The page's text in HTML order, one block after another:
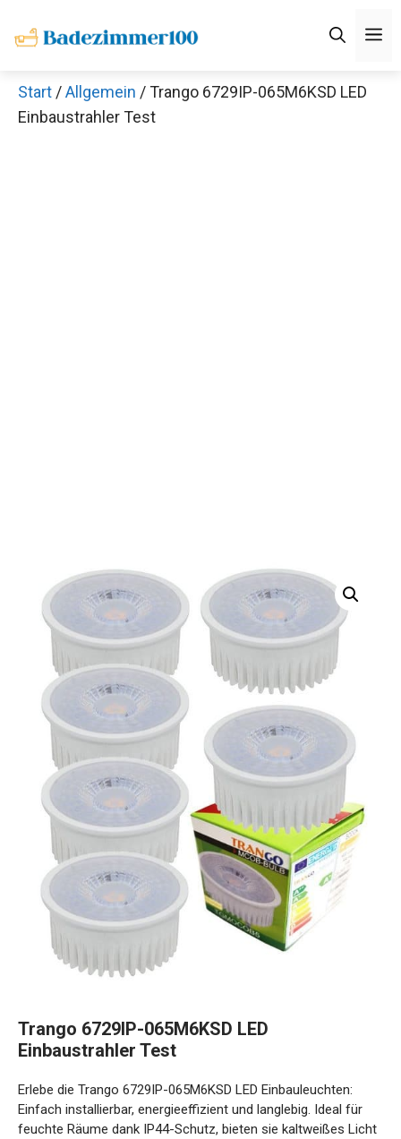
Inhalt
Start /Allgemein / Trango 6729IP-065M6KSD LED
Einbaustrahler Test
Trango 6729IP-065M6KSD LED
Einbaustrahler Test
Erlebe die Trango 6729IP-065M6KSD LED Einbauleuchten:
Einfach installierbar, energieeffizient und langlebig. Ideal für
feuchte Räume dank IP44-Schutz, bieten sie kaltweißes Licht